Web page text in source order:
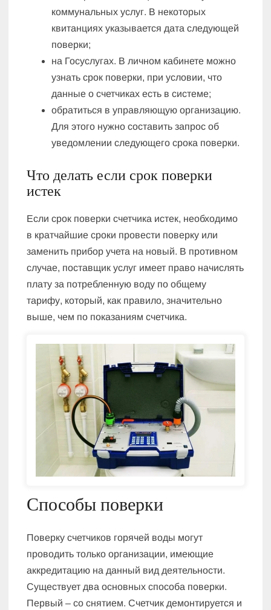
коммунальных услуг. В некоторых
квитанциях указывается дата следующей
поверки;
на Госуслугах. В личном кабинете можно
узнать срок поверки, при условии, что
данные о счетчиках есть в системе;
обратиться в управляющую организацию.
Для этого нужно составить запрос об
уведомлении следующего срока поверки.
Что делать если срок поверки
истек
Если срок поверки счетчика истек, необходимо
в кратчайшие сроки провести поверку или
заменить прибор учета на новый. В противном
случае, поставщик услуг имеет право начислять
плату за потребленную воду по общему
тарифу, который, как правило, значительно
выше, чем по показаниям счетчика.
Способы поверки
Поверку счетчиков горячей воды могут
проводить только организации, имеющие
аккредитацию на данный вид деятельности.
Существует два основных способа поверки.
Первый – со снятием. Счетчик демонтируется и